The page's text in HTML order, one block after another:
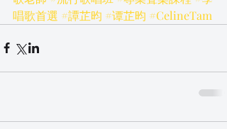
唱歌首選 #譚芷昀 #谭芷昀 #CelineTam